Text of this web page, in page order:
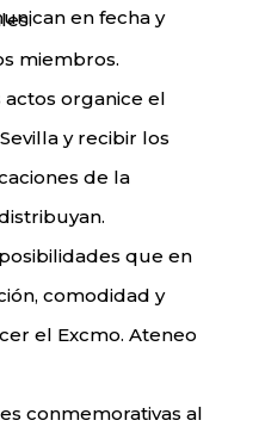
en fecha y
miembros.
actos organice el
y recibir los
de la
que en
comodidad y
el Excmo. Ateneo
conmemorativas al